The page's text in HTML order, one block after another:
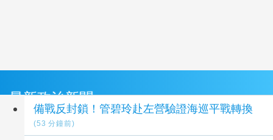
最新政治新聞
備戰反封鎖！管碧玲赴左營驗證海巡平戰轉換
(53 分鐘前)